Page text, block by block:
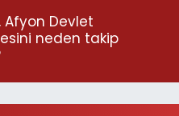
Afyon Devlet
neden takip